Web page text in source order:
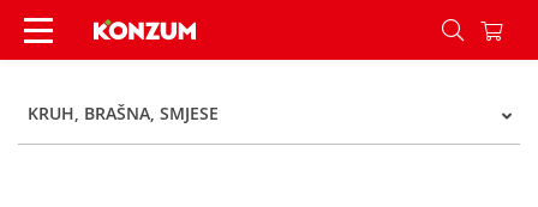
Dr.Oetker Original Puding vanilija bez glutena
KRUH, BRAŠNA, SMJESE